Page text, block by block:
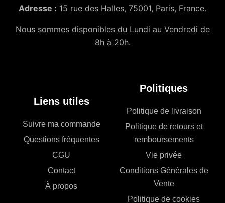
Adresse : 15 rue des Halles, 75001, Paris, France.
Nous sommes disponibles du Lundi au Vendredi de
8h à 20h.
Liens utiles
Suivre ma commande
Questions fréquentes
CGU
Contact
À propos
Politiques
Politique de livraison
Politique de retours et
remboursements
Vie privée
Conditions Générales de
Vente
Politique de cookies